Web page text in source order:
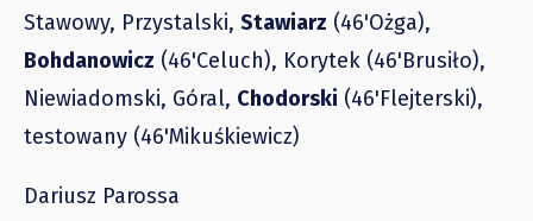
Stawowy, Przystalski, Stawiarz (46'Ożga),
Bohdanowicz (46'Celuch), Korytek (46'Brusiło),
Niewiadomski, Góral, Chodorski (46'Flejterski),
testowany (46'Mikuśkiewicz)
Dariusz Parossa